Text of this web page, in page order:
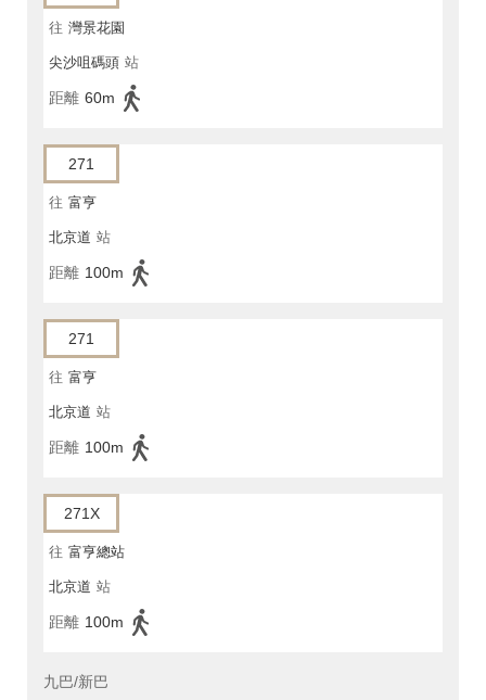
往 灣景花園
尖沙咀碼頭 站
距離 60m
271
往 富亨
北京道 站
距離 100m
271
往 富亨
北京道 站
距離 100m
271X
往 富亨總站
北京道 站
距離 100m
九巴/新巴